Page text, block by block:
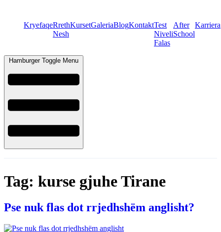
KryefaqeRreth
Nesh
KursetGaleriaBlogKontaktTest
Niveli
Falas
After
School
Karriera
Hamburger Toggle Menu
Tag: kurse gjuhe Tirane
Pse nuk flas dot rrjedhshëm anglisht?